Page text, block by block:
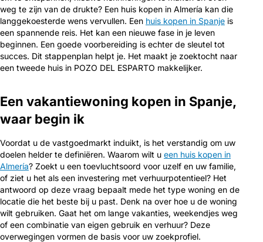
weg te zijn van de drukte? Een huis kopen in Almería kan die
langgekoesterde wens vervullen. Een huis kopen in Spanje is
een spannende reis. Het kan een nieuwe fase in je leven
beginnen. Een goede voorbereiding is echter de sleutel tot
succes. Dit stappenplan helpt je. Het maakt je zoektocht naar
een tweede huis in POZO DEL ESPARTO makkelijker.
Een vakantiewoning kopen in Spanje,
waar begin ik
Voordat u de vastgoedmarkt induikt, is het verstandig om uw
doelen helder te definiëren. Waarom wilt u een huis kopen in
Almería? Zoekt u een toevluchtsoord voor uzelf en uw familie,
of ziet u het als een investering met verhuurpotentieel? Het
antwoord op deze vraag bepaalt mede het type woning en de
locatie die het beste bij u past. Denk na over hoe u de woning
wilt gebruiken. Gaat het om lange vakanties, weekendjes weg
of een combinatie van eigen gebruik en verhuur? Deze
overwegingen vormen de basis voor uw zoekprofiel.